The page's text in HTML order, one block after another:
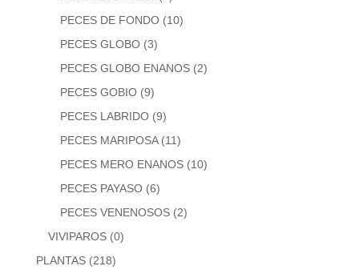
PECES DE FONDO (10)
PECES GLOBO (3)
PECES GLOBO ENANOS (2)
PECES GOBIO (9)
PECES LABRIDO (9)
PECES MARIPOSA (11)
PECES MERO ENANOS (10)
PECES PAYASO (6)
PECES VENENOSOS (2)
VIVIPAROS (0)
PLANTAS (218)